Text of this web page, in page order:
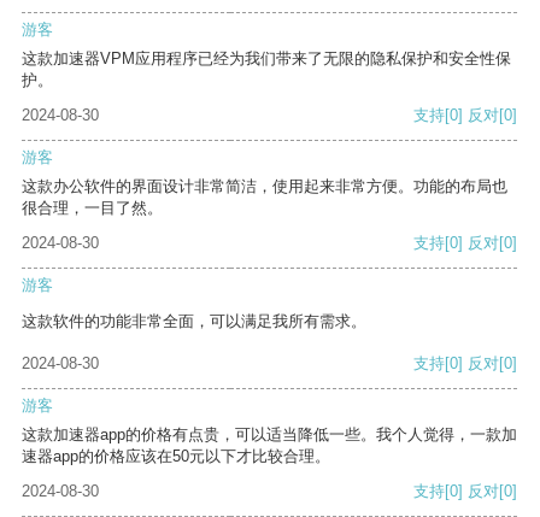
游客
这款加速器VPM应用程序已经为我们带来了无限的隐私保护和安全性保
护。
2024-08-30
支持[0] 反对[0]
游客
这款办公软件的界面设计非常简洁，使用起来非常方便。功能的布局也
很合理，一目了然。
2024-08-30
支持[0] 反对[0]
游客
这款软件的功能非常全面，可以满足我所有需求。
2024-08-30 支持[0] 反对[0]
游客
这款加速器app的价格有点贵，可以适当降低一些。我个人觉得，一款加
速器app的价格应该在50元以下才比较合理。
2024-08-30
支持[0] 反对[0]